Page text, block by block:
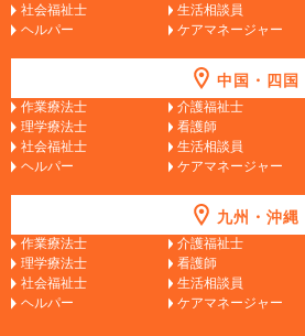
社会福祉士
生活相談員
ヘルパー
ケアマネージャー
中国・四国
作業療法士 介護福祉士
理学療法士
看護師
社会福祉士
生活相談員
ヘルパー
ケアマネージャー
九州・沖縄
作業療法士 介護福祉士
理学療法士
看護師
社会福祉士
生活相談員
ヘルパー
ケアマネージャー